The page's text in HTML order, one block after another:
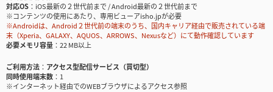
対応OS
iOS最新の２世代前まで / Android最新の２世代前まで
※コンテンツの使用にあたり、専用ビューアisho.jpが必要
※Androidは、Android２世代前の端末のうち、国内キャリア経由で販売されている端
末（Xperia、GALAXY、AQUOS、ARROWS、Nexusなど）にて動作確認しています
必要メモリ容量
22 MB以上
ご利用方法
アクセス型配信サービス（買切型）
同時使用端末数
1
※インターネット経由でのWEBブラウザによるアクセス参照